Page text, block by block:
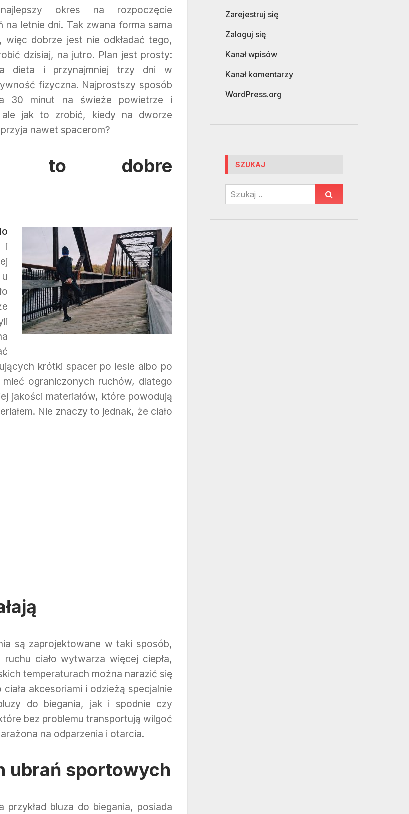
okres na rozpoczęcie
na letnie dni. Tak zwana forma sama
więc dobrze jest nie odkładać tego,
dzisiaj, na jutro. Plan jest prosty:
dieta i przynajmniej trzy dni w
fizyczna. Najprostszy sposób
30 minut na świeże powietrze i
ale jak to zrobić, kiedy na dworze
nawet spacerom?
to dobre
i
krótki spacer po lesie albo po
ograniczonych ruchów, dlatego
jakości materiałów, które powodują
Nie znaczy to jednak, że ciało
są zaprojektowane w taki sposób,
ciało wytwarza więcej ciepła,
temperaturach można narazić się
akcesoriami i odzieżą specjalnie
do biegania, jak i spodnie czy
bez problemu transportują wilgoć
na odparzenia i otarcia.
ubrań sportowych
bluza do biegania, posiada
Zarejestruj się
Zaloguj się
Kanał wpisów
Kanał komentarzy
WordPress.org
SZUKAJ